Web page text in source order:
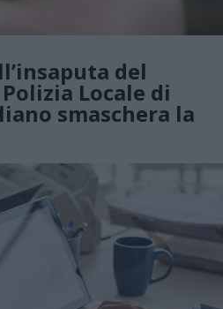
del
Locale di
smaschera la